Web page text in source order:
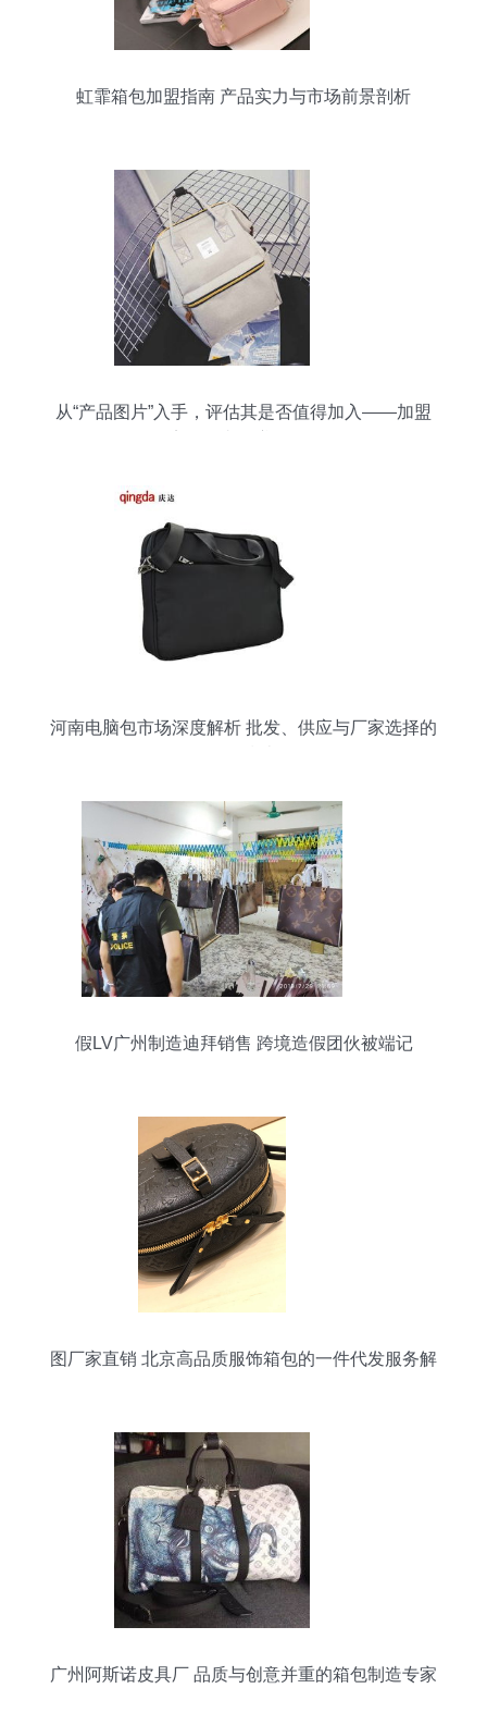
虹霏箱包加盟指南 产品实力与市场前景剖析
从“产品图片”入手，评估其是否值得加入——加盟
河南电脑包市场深度解析 批发、供应与厂家选择的
假LV广州制造迪拜销售 跨境造假团伙被端记
图厂家直销 北京高品质服饰箱包的一件代发服务解
广州阿斯诺皮具厂 品质与创意并重的箱包制造专家